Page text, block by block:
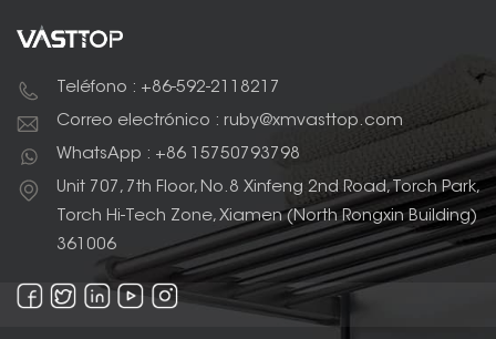
Teléfono : +86-592-2118217
Correo electrónico : ruby@xmvasttop.com
WhatsApp : +86 15750793798
Unit 707, 7th Floor, No.8 Xinfeng 2nd Road, Torch Park,
Torch Hi-Tech Zone, Xiamen (North Rongxin Building)
361006